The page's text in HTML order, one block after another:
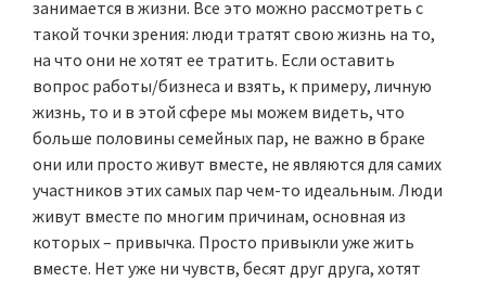
занимается в жизни. Все это можно рассмотреть с
такой точки зрения: люди тратят свою жизнь на то,
на что они не хотят ее тратить. Если оставить
вопрос работы/бизнеса и взять, к примеру, личную
жизнь, то и в этой сфере мы можем видеть, что
больше половины семейных пар, не важно в браке
они или просто живут вместе, не являются для самих
участников этих самых пар чем-то идеальным. Люди
живут вместе по многим причинам, основная из
которых – привычка. Просто привыкли уже жить
вместе. Нет уже ни чувств, бесят друг друга, хотят